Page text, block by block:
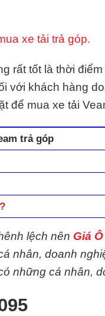
xe tải trả góp.
rất tốt là thời
với khách hàng
để mua xe tải
trả góp
lệch nên Giá
nhân, doanh
những cá nhân,